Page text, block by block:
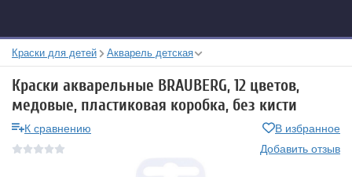
Краски для детей Акварель детская
Краски акварельные BRAUBERG, 12 цветов,
медовые, пластиковая коробка, без кисти
К сравнению
В избранное
Добавить отзыв